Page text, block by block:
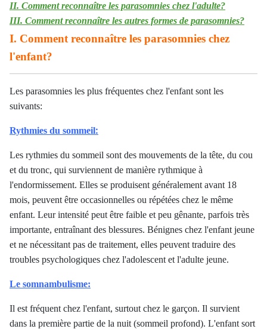
II. Comment reconnaître les parasomnies chez l'adulte?
III. Comment reconnaître les autres formes de parasomnies?
I. Comment reconnaître les parasomnies chez
l'enfant?
Les parasomnies les plus fréquentes chez l'enfant sont les
suivants:
Rythmies du sommeil:
Les rythmies du sommeil sont des mouvements de la tête, du cou
et du tronc, qui surviennent de manière rythmique à
l'endormissement. Elles se produisent généralement avant 18
mois, peuvent être occasionnelles ou répétées chez le même
enfant. Leur intensité peut être faible et peu gênante, parfois très
importante, entraînant des blessures. Bénignes chez l'enfant jeune
et ne nécessitant pas de traitement, elles peuvent traduire des
troubles psychologiques chez l'adolescent et l'adulte jeune.
Le somnambulisme:
Il est fréquent chez l'enfant, surtout chez le garçon. Il survient
dans la première partie de la nuit (sommeil profond). L'enfant sort